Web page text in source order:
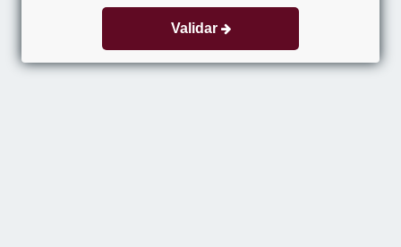
Validar